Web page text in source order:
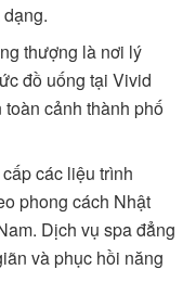
thượng là nơi lý
đồ uống tại Vivid
cảnh thành phố
các liệu trình
phong cách Nhật
Dịch vụ spa đẳng
và phục hồi năng